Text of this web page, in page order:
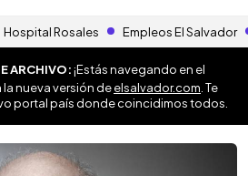
Hospital Rosales Empleos El Salvador
ARCHIVO:¡Estás navegando en el
la nueva versión deelsalvador.com . Te
portal país donde coincidimos todos.